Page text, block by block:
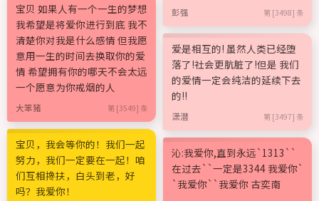
宝贝 如果人有一个一生的梦想
我希望是将爱你进行到底 我不
清楚你对我是什么感情 但我愿
意用一生的时间去换取你的爱
情 希望拥有你的哪天不会太远
一个愿意为你戒烟的人
大笨猪 第 [3549] 条
宝贝，我会等你的！我们一起
努力，我们一定要在一起！咱
们互相搀扶，白头到老，好
吗？我爱你！
彭强 第 [3498] 条
爱是相互的! 虽然人类已经堕
落了!社会更肮脏了!但是 我们
的爱情一定会纯洁的延续下去
的!!
潇潜 第 [3497] 条
沁:我爱你,直到永远`1313``
在过去``一定是3344 我爱你`
`我爱你``我爱你 古奕南